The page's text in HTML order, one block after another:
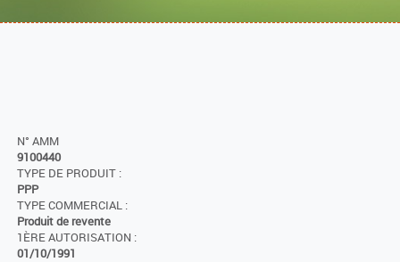
N° AMM
9100440
TYPE DE PRODUIT :
PPP
TYPE COMMERCIAL :
Produit de revente
1ÈRE AUTORISATION :
01/10/1991